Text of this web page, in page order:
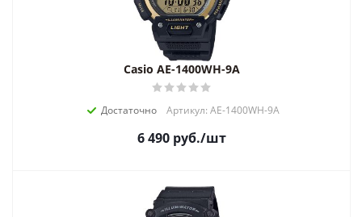
Casio AE-1400WH-9A
Достаточно Артикул: AE-1400WH-9A
6 490 руб./шт